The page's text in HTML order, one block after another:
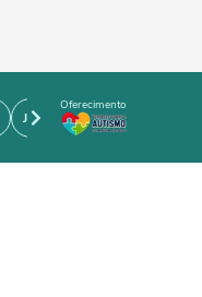
JOÃO BIDU PERSONARE
Oferecimento